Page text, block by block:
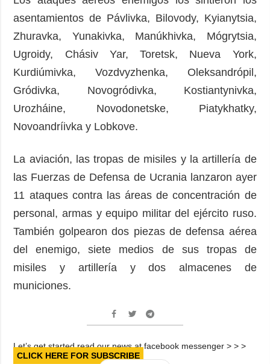
asentamientos de Pávlivka, Bilovody, Kyianytsia,
Zhuravka, Yunakivka, Manúkhivka, Mógrytsia,
Ugroidy, Chásiv Yar, Toretsk, Nueva York,
Kurdiúmivka, Vozdvyzhenka, Oleksandrópil,
Gródivka, Novogródivka, Kostiantynivka,
Urozháine, Novodonetske, Piatykhatky,
Novoandríivka y Lobkove.
La aviación, las tropas de misiles y la artillería de
las Fuerzas de Defensa de Ucrania lanzaron ayer
11 ataques contra las áreas de concentración de
personal, armas y equipo militar del ejército ruso.
También golpearon dos piezas de defensa aérea
del enemigo, siete medios de sus tropas de
misiles y artillería y dos almacenes de
municiones.
Let’s get started read our news at facebook messenger > > >
CLICK HERE FOR SUBSCRIBE